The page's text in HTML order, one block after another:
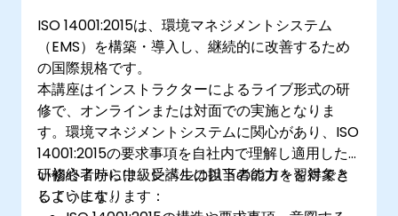
ISO 14001:2015は、環境マネジメントシステム
（EMS）を構築・導入し、継続的に改善するため
の国際規格です。
本講座はインストラクターによるライブ形式の研
修で、オンラインまたは対面での実施となりま
す。環境マネジメントシステムに関心があり、ISO
14001:2015の要求事項を自社内で理解し適用した
い初心者から中級レベルの担当者の方々を対象と
しています。
研修終了時には、受講生は以下の能力を習得でき
るようになります：